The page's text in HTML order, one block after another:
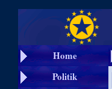
Home
Politik